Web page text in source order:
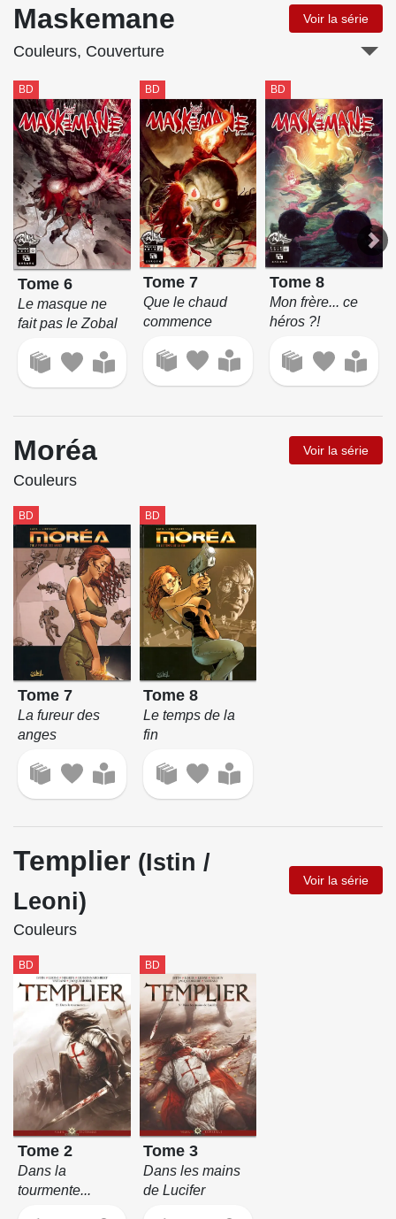
Maskemane Voir la série
Couleurs, Couverture
BD
Tome 6
Le masque ne
fait pas le Zobal
BD
Tome 7
Que le chaud
commence
BD
Tome 8
Mon frère... ce
héros ?!
Moréa Voir la série
Couleurs
BD
Tome 7
La fureur des
anges
BD
Tome 8
Le temps de la
fin
Templier (Istin /
Leoni)
Voir la série
Couleurs
BD
Tome 2
Dans la
tourmente...
BD
Tome 3
Dans les mains
de Lucifer